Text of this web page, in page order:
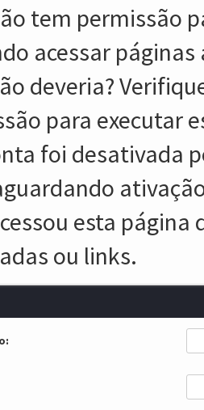
tem permissão
acessar
deveria?
para executar
foi desativada
esta
ou links.